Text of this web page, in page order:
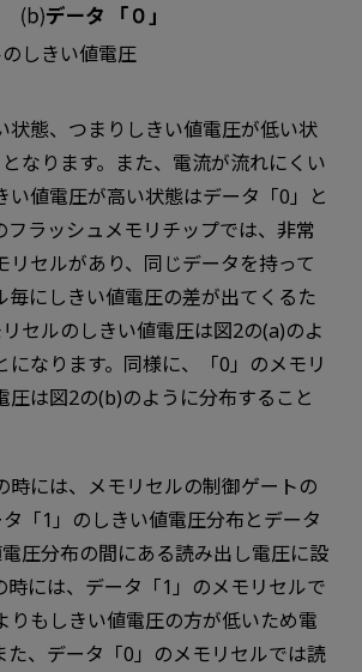
しきい値電圧
状態、つまりしきい値電圧が低い状
なります。また、電流が流れにくい
い値電圧が高い状態はデータ「0」と
フラッシュメモリチップでは、非常
リセルがあり、同じデータを持って
毎にしきい値電圧の差が出てくるた
セルのしきい値電圧は図2の(a)のよ
になります。同様に、「0」のメモリ
圧は図2の(b)のように分布すること
時には、メモリセルの制御ゲートの
「1」のしきい値電圧分布とデータ
電圧分布の間にある読み出し電圧に設
時には、データ「1」のメモリセルで
りもしきい値電圧の方が低いため電
た、データ「0」のメモリセルでは読